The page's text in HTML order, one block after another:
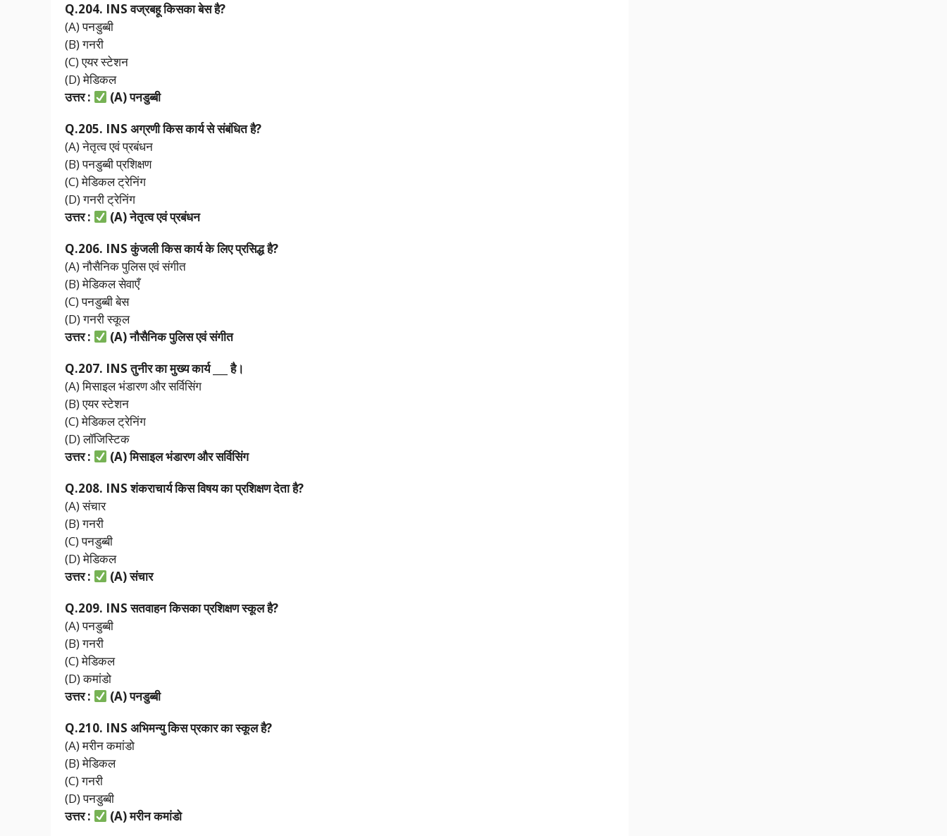
Q.204. INSवज्रबहूकिसकाबेसहै?
(A) पनडुब्बी
(B) गनरी
(C) एयर स्टेशन
(D) मेडिकल
उत्तर :
(A)पनडुब्बी
Q.205. INS अग्रणीकिसकार्यसेसंबंधितहै?
(A) नेतृत्व एवं प्रबंधन
(B) पनडुब्बी प्रशिक्षण
(C) मेडिकल ट्रेनिंग
(D) गनरी ट्रेनिंग
उत्तर :
(A)नेतृत्वएवंप्रबंधन
Q.206. INSकुंजलीकिसकार्यकेलिएप्रसिद्धहै?
(A) नौसैनिक पुलिस एवं संगीत
(B) मेडिकल सेवाएँ
(C) पनडुब्बी बेस
(D) गनरी स्कूल
उत्तर :
(A)नौसैनिकपुलिसएवंसंगीत
Q.207. INSतुनीरकामुख्यकार्य ___है।
(A) मिसाइल भंडारण और सर्विसिंग
(B) एयर स्टेशन
(C) मेडिकल ट्रेनिंग
(D) लॉजिस्टिक
उत्तर :
(A)मिसाइलभंडारणऔरसर्विसिंग
Q.208. INSशंकराचार्यकिसविषयकाप्रशिक्षणदेताहै?
(A) संचार
(B) गनरी
(C) पनडुब्बी
(D) मेडिकल
उत्तर :
(A)संचार
Q.209. INSसतवाहनकिसकाप्रशिक्षणस्कूलहै?
(A) पनडुब्बी
(B) गनरी
(C) मेडिकल
(D) कमांडो
उत्तर :
(A)पनडुब्बी
Q.210. INS अभिमन्युकिसप्रकारकास्कूलहै?
(A) मरीन कमांडो
(B) मेडिकल
(C) गनरी
(D) पनडुब्बी
उत्तर :
(A)मरीनकमांडो